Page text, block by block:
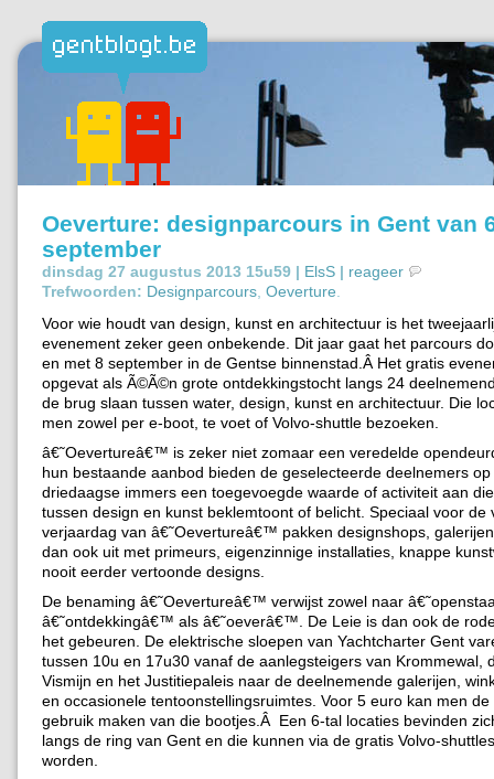
Oeverture: designparcours in Gent van
september
dinsdag 27 augustus 2013 15u59 | ElsS | reageer
Trefwoorden: Designparcours Oeverture
Voor wie houdt van design, kunst en architectuur is het
evenement zeker geen onbekende. Dit jaar gaat het parcours
en met 8 september in de Gentse binnenstad.Â Het gratis
opgevat als Ã©Ã©n grote ontdekkingstocht langs 24
de brug slaan tussen water, design, kunst en architectuur. Die
men zowel per e-boot, te voet of Volvo-shuttle bezoeken.
â€˜Oevertureâ€™ is zeker niet zomaar een veredelde
hun bestaande aanbod bieden de geselecteerde deelnemers op
driedaagse immers een toegevoegde waarde of activiteit aan
tussen design en kunst beklemtoont of belicht. Speciaal voor de
verjaardag van â€˜Oevertureâ€™ pakken designshops,
dan ook uit met primeurs, eigenzinnige installaties, knappe
nooit eerder vertoonde designs.
De benaming â€˜Oevertureâ€™ verwijst zowel naar
â€˜ontdekkingâ€™ als â€˜oeverâ€™. De Leie is dan ook de
het gebeuren. De elektrische sloepen van Yachtcharter Gent
tussen 10u en 17u30 vanaf de aanlegsteigers van Krommewal,
Vismijn en het Justitiepaleis naar de deelnemende galerijen,
en occasionele tentoonstellingsruimtes. Voor 5 euro kan men de
gebruik maken van die bootjes.Â Een 6-tal locaties bevinden
langs de ring van Gent en die kunnen via de gratis Volvo-
worden.